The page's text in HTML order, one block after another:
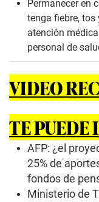
Permanecer en
tenga fiebre,
atención
personal de
VIDEO
TE PUEDE
AFP: ¿el
25% de
fondos de
Ministerio de